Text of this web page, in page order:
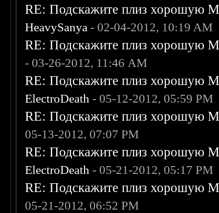
RE: Подскажите плиз хорошую
HeavySanya - 02-04-2012, 10:19 AM
RE: Подскажите плиз хорошую
- 03-26-2012, 11:46 AM
RE: Подскажите плиз хорошую
ElectroDeath - 05-12-2012, 05:59 PM
RE: Подскажите плиз хорошую
05-13-2012, 07:07 PM
RE: Подскажите плиз хорошую
ElectroDeath - 05-21-2012, 05:17 PM
RE: Подскажите плиз хорошую
05-21-2012, 06:52 PM